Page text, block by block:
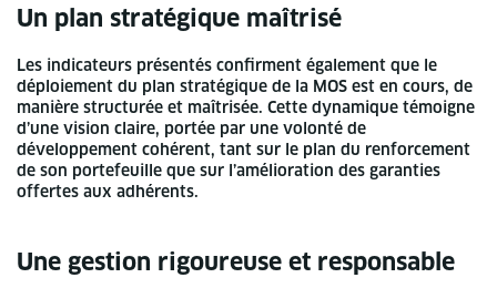
Un plan stratégique maîtrisé
Les indicateurs présentés confirment également que le
déploiement du plan stratégique de la MOS est en cours, de
manière structurée et maîtrisée. Cette dynamique témoigne
d’une vision claire, portée par une volonté de
développement cohérent, tant sur le plan du renforcement
de son portefeuille que sur l’amélioration des garanties
offertes aux adhérents.
Une gestion rigoureuse et responsable